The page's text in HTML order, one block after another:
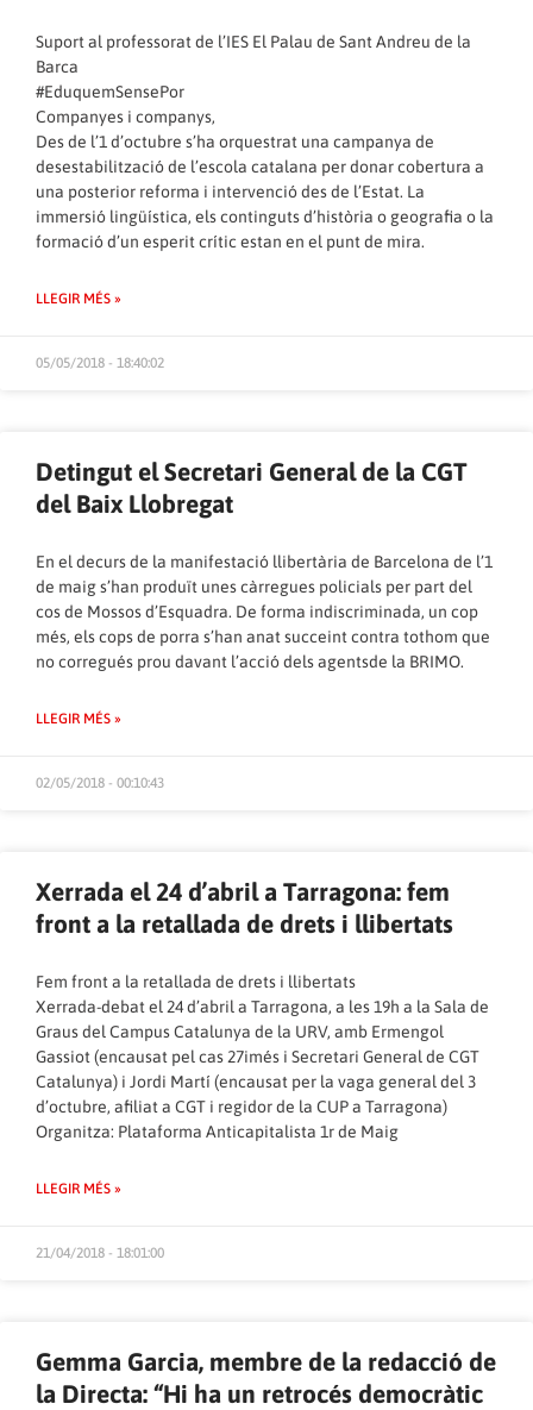
Suport al professorat de l’IES El Palau de Sant Andreu de la
Barca
#EduquemSensePor
Companyes i companys,
Des de l’1 d’octubre s’ha orquestrat una campanya de
desestabilització de l’escola catalana per donar cobertura a
una posterior reforma i intervenció des de l’Estat. La
immersió lingüística, els continguts d’història o geografia o la
formació d’un esperit crític estan en el punt de mira.
LLEGIR MÉS »
05/05/2018 - 18:40:02
Detingut el Secretari General de la CGT
del Baix Llobregat
En el decurs de la manifestació llibertària de Barcelona de l’1
de maig s’han produït unes càrregues policials per part del
cos de Mossos d’Esquadra. De forma indiscriminada, un cop
més, els cops de porra s’han anat succeint contra tothom que
no corregués prou davant l’acció dels agentsde la BRIMO.
LLEGIR MÉS »
02/05/2018 - 00:10:43
Xerrada el 24 d’abril a Tarragona: fem
front a la retallada de drets i llibertats
Fem front a la retallada de drets i llibertats
Xerrada-debat el 24 d’abril a Tarragona, a les 19h a la Sala de
Graus del Campus Catalunya de la URV, amb Ermengol
Gassiot (encausat pel cas 27imés i Secretari General de CGT
Catalunya) i Jordi Martí (encausat per la vaga general del 3
d’octubre, afiliat a CGT i regidor de la CUP a Tarragona)
Organitza: Plataforma Anticapitalista 1r de Maig
LLEGIR MÉS »
21/04/2018 - 18:01:00
Gemma Garcia, membre de la redacció de
la Directa: “Hi ha un retrocés democràtic